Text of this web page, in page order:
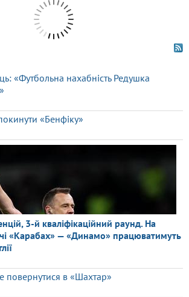
«Футбольна нахабність Редушка
«Бенфіку»
3-й кваліфікаційний раунд. На
«Карабах» — «Динамо» працюватимуть
в «Шахтар»